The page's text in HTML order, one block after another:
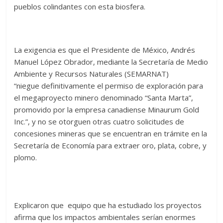
pueblos colindantes con esta biosfera.
La exigencia es que el Presidente de México, Andrés
Manuel López Obrador, mediante la Secretaría de Medio
Ambiente y Recursos Naturales (SEMARNAT)
“niegue definitivamente el permiso de exploración para
el megaproyecto minero denominado “Santa Marta”,
promovido por la empresa canadiense Minaurum Gold
Inc.”, y no se otorguen otras cuatro solicitudes de
concesiones mineras que se encuentran en trámite en la
Secretaría de Economía para extraer oro, plata, cobre, y
plomo.
Explicaron que equipo que ha estudiado los proyectos
afirma que los impactos ambientales serían enormes